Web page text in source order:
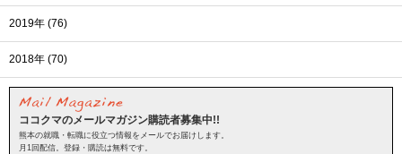
2019年 (76)
2018年 (70)
ココクマのメールマガジン購読者募集中!!
熊本の就職・転職に役立つ情報をメールでお届けします。
月1回配信。登録・購読は無料です。